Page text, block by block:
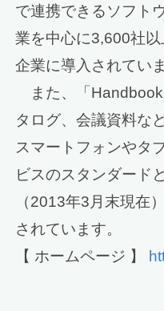
で連携できるソフト
業を中心に3,600社
企業に導入されていま
また、「Handbook
タログ、会議資料な
スマートフォンやタ
ビスのスタンダード
（2013年3月末現在
されています。
【 ホームページ 】